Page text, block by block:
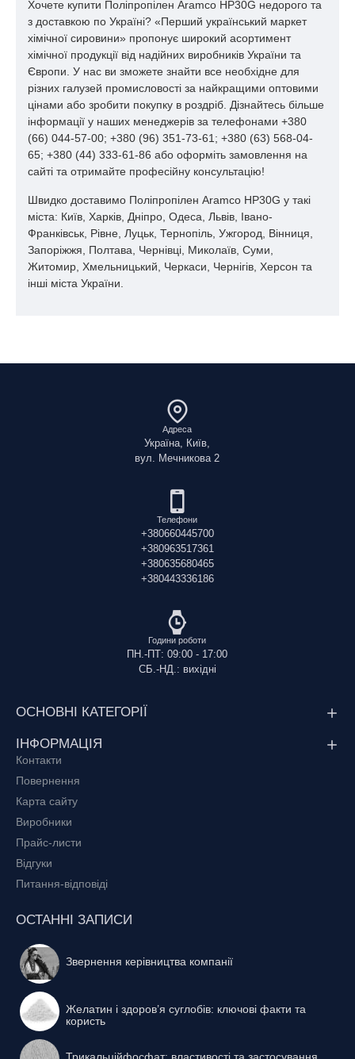
Хочете купити Поліпропілен Aramco HP30G недорого та
з доставкою по Україні? «Перший український маркет
хімічної сировини» пропонує широкий асортимент
хімічної продукції від надійних виробників України та
Європи. У нас ви зможете знайти все необхідне для
різних галузей промисловості за найкращими оптовими
цінами або зробити покупку в роздріб. Дізнайтесь більше
інформації у наших менеджерів за телефонами +380
(66) 044-57-00; +380 (96) 351-73-61; +380 (63) 568-04-
65; +380 (44) 333-61-86 або оформіть замовлення на
сайті та отримайте професійну консультацію!
Швидко доставимо Поліпропілен Aramco HP30G у такі
міста: Київ, Харків, Дніпро, Одеса, Львів, Івано-
Франківськ, Рівне, Луцьк, Тернопіль, Ужгород, Вінниця,
Запоріжжя, Полтава, Чернівці, Миколаїв, Суми,
Житомир, Хмельницький, Черкаси, Чернігів, Херсон та
інші міста України.
Адреса
Україна, Київ,
вул. Мечникова 2
Телефони
+380660445700
+380963517361
+380635680465
+380443336186
Години роботи
ПН.-ПТ: 09:00 - 17:00
СБ.-НД.: вихідні
ОСНОВНІ КАТЕГОРІЇ
ІНФОРМАЦІЯ
Контакти
Повернення
Карта сайту
Виробники
Прайс-листи
Відгуки
Питання-відповіді
ОСТАННІ ЗАПИСИ
Звернення керівництва компанії
Желатин і здоров’я суглобів: ключові факти та
користь